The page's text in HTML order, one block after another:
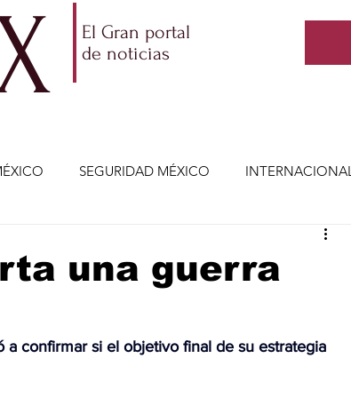
El Gran portal
de noticias
SEGURIDAD MÉXICO INTERNACIONAL
ECONOMÍA INTERNACIONAL
una guerra
a confirmar si el objetivo final de su estrategia